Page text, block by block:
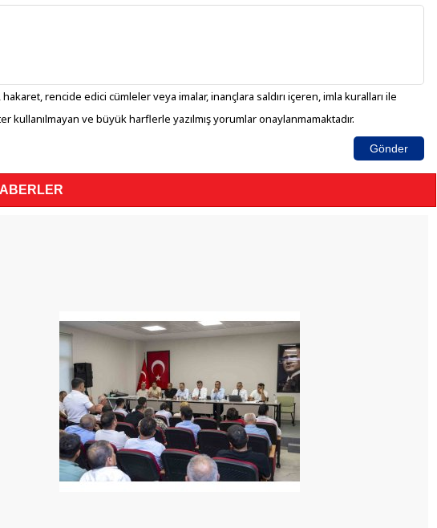
hakaret, rencide edici cümleler veya imalar, inançlara saldırı içeren, imla kuralları ile
kullanılmayan ve büyük harflerle yazılmış yorumlar onaylanmamaktadır.
Gönder